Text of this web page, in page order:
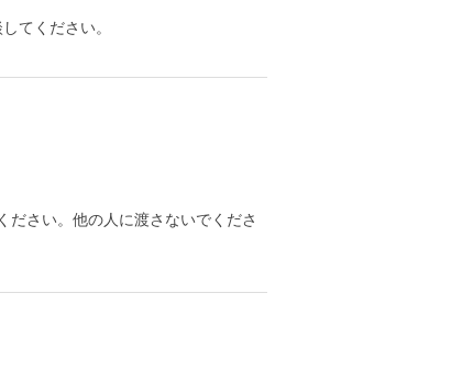
てください。
さい。他の人に渡さないでくださ